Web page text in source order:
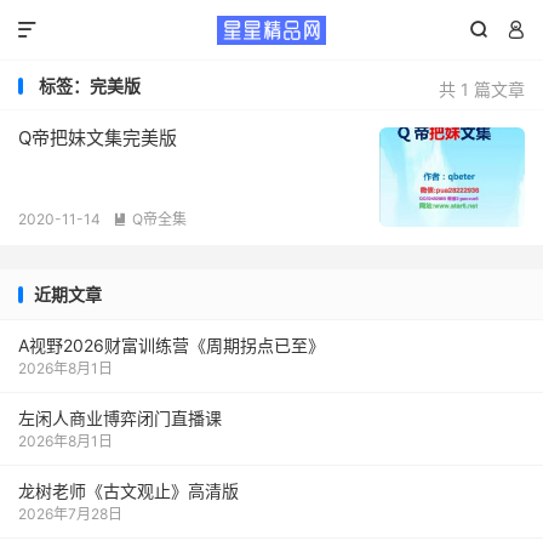
 

共 1 篇文章
标签：完美版
Q帝把妹文集完美版
2020-11-14  Q帝全集
近期文章
A视野2026财富训练营《周期拐点已至》
2026年8月1日
左闲人商业博弈闭门直播课
2026年8月1日
龙树老师《古文观止》高清版
2026年7月28日